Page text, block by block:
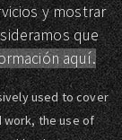
y mostrar
que
aquí.
used to cover
the use of